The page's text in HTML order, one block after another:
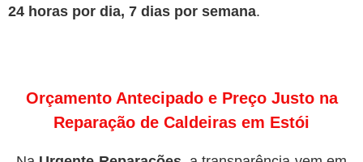
24 horas por dia, 7 dias por semana.
Orçamento Antecipado e Preço Justo na
Reparação de Caldeiras em Estói